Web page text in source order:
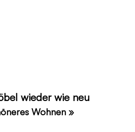
wieder wie neu
Wohnen »